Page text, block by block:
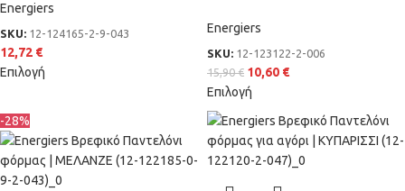
Energiers
SKU: 12-124165-2-9-043
12,72 €
Επιλογή
Energiers
SKU: 12-123122-2-006
15,90€ 10,60 €
Επιλογή
-28%